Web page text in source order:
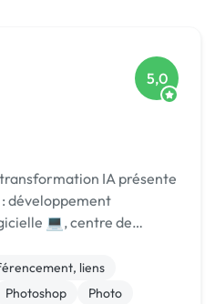
5,0
transformation IA présente
développement
💻, centre de
liens
Photoshop
Photo